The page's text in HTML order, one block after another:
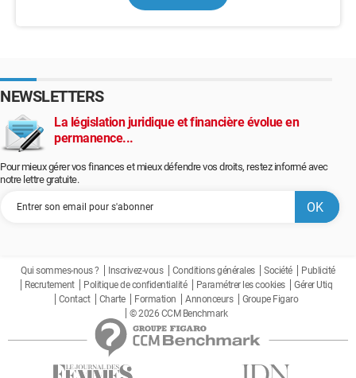
NEWSLETTERS
La législation juridique et financière évolue en
permanence...
Pour mieux gérer vos finances et mieux défendre vos droits, restez informé avec
notre lettre gratuite.
Qui sommes-nous ? Inscrivez-vous Conditions générales Société
Publicité
Recrutement
Politique de confidentialité Paramétrer les cookies
Gérer Utiq
Contact
Charte Formation Annonceurs
Groupe Figaro
© 2026 CCM Benchmark